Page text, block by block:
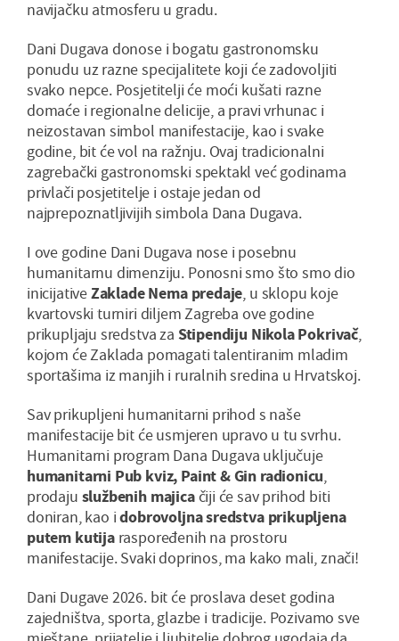
navijačku atmosferu u gradu.
Dani Dugava donose i bogatu gastronomsku
ponudu uz razne specijalitete koji će zadovoljiti
svako nepce. Posjetitelji će moći kušati razne
domaće i regionalne delicije, a pravi vrhunac i
neizostavan simbol manifestacije, kao i svake
godine, bit će vol na ražnju. Ovaj tradicionalni
zagrebački gastronomski spektakl već godinama
privlači posjetitelje i ostaje jedan od
najprepoznatljivijih simbola Dana Dugava.
I ove godine Dani Dugava nose i posebnu
humanitarnu dimenziju. Ponosni smo što smo dio
inicijativeZaklade Nema predaje, u sklopu koje
kvartovski turniri diljem Zagreba ove godine
prikupljaju sredstva za Stipendiju Nikola Pokrivač,
kojom će Zaklada pomagati talentiranim mladim
sportаšima iz manjih i ruralnih sredina u Hrvatskoj.
Sav prikupljeni humanitarni prihod s naše
manifestacije bit će usmjeren upravo u tu svrhu.
Humanitarni program Dana Dugava uključuje
humanitarni Pub kviz, Paint & Gin radionicu,
prodaju službenih majicačiji će sav prihod biti
doniran, kao idobrovoljna sredstva prikupljena
putem kutijaraspoređenih na prostoru
manifestacije. Svaki doprinos, ma kako mali, znači!
Dani Dugave 2026. bit će proslava deset godina
zajedništva, sporta, glazbe i tradicije. Pozivamo sve